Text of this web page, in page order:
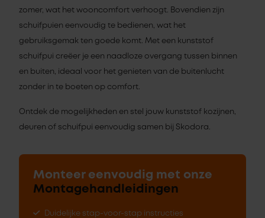
zomer, wat het wooncomfort verhoogt. Bovendien zijn
schuifpuien eenvoudig te bedienen, wat het
gebruiksgemak ten goede komt. Met een kunststof
schuifpui creëer je een naadloze overgang tussen binnen
en buiten, ideaal voor het genieten van de buitenlucht
zonder in te boeten op comfort.
Ontdek de mogelijkheden en stel jouw kunststof kozijnen,
deuren of schuifpui eenvoudig samen bij Skodora.
Monteer eenvoudig met onze
Montagehandleidingen
Duidelijke stap-voor-stap instructies